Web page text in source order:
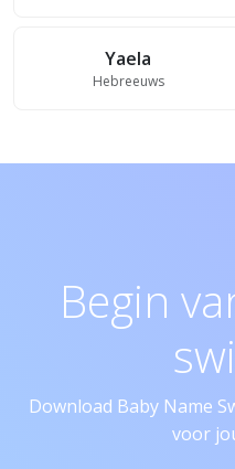
Yaela
Hebreeuws
Begin
Download Baby Name
voor